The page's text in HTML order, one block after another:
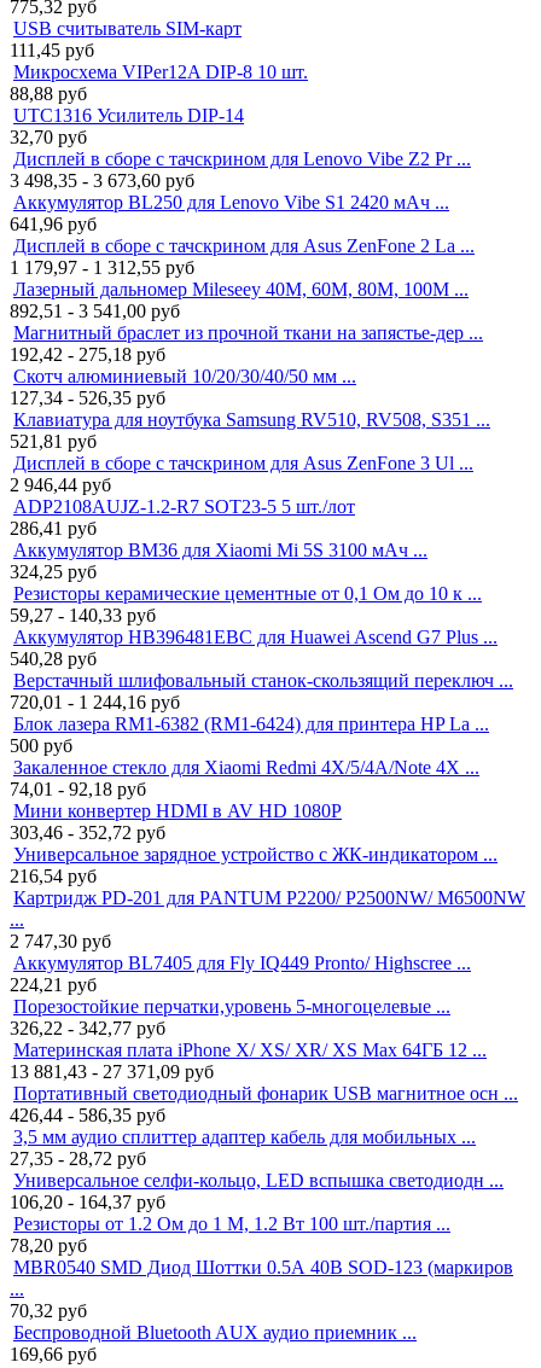
775,32 руб
USB считыватель SIM-карт
111,45 руб
Микросхема VIPer12A DIP-8 10 шт.
88,88 руб
UTC1316 Усилитель DIP-14
32,70 руб
Дисплей в сборе с тачскрином для Lenovo Vibe Z2 Pr ...
3 498,35 - 3 673,60 руб
Аккумулятор BL250 для Lenovo Vibe S1 2420 мАч ...
641,96 руб
Дисплей в сборе с тачскрином для Asus ZenFone 2 La ...
1 179,97 - 1 312,55 руб
Лазерный дальномер Mileseey 40M, 60M, 80M, 100M ...
892,51 - 3 541,00 руб
Магнитный браслет из прочной ткани на запястье-дер ...
192,42 - 275,18 руб
Скотч алюминиевый 10/20/30/40/50 мм ...
127,34 - 526,35 руб
Клавиатура для ноутбука Samsung RV510, RV508, S351 ...
521,81 руб
Дисплей в сборе с тачскрином для Asus ZenFone 3 Ul ...
2 946,44 руб
ADP2108AUJZ-1.2-R7 SOT23-5 5 шт./лот
286,41 руб
Аккумулятор BM36 для Xiaomi Mi 5S 3100 мАч ...
324,25 руб
Резисторы керамические цементные от 0,1 Ом до 10 к ...
59,27 - 140,33 руб
Аккумулятор HB396481EBC для Huawei Ascend G7 Plus ...
540,28 руб
Верстачный шлифовальный станок-cкользящий переключ ...
720,01 - 1 244,16 руб
Блок лазера RM1-6382 (RM1-6424) для принтера HP La ...
500 руб
Закаленное стекло для Xiaomi Redmi 4X/5/4A/Note 4X ...
74,01 - 92,18 руб
Мини конвертер HDMI в AV HD 1080P
303,46 - 352,72 руб
Универсальное зарядное устройство с ЖК-индикатором ...
216,54 руб
Картридж PD-201 для PANTUM P2200/ P2500NW/ M6500NW
...
2 747,30 руб
Аккумулятор BL7405 для Fly IQ449 Pronto/ Highscree ...
224,21 руб
Порезостойкие перчатки,уровень 5-многоцелевые ...
326,22 - 342,77 руб
Материнская плата iPhone X/ XS/ XR/ XS Max 64ГБ 12 ...
13 881,43 - 27 371,09 руб
Портативный светодиодный фонарик USB магнитное осн ...
426,44 - 586,35 руб
3,5 мм аудио сплиттер адаптер кабель для мобильных ...
27,35 - 28,72 руб
Универсальное селфи-кольцо, LED вспышка светодиодн ...
106,20 - 164,37 руб
Резисторы от 1.2 Ом до 1 М, 1.2 Вт 100 шт./партия ...
78,20 руб
MBR0540 SMD Диод Шоттки 0.5А 40В SOD-123 (маркиров
...
70,32 руб
Беспроводной Bluetooth AUX аудио приемник ...
169,66 руб